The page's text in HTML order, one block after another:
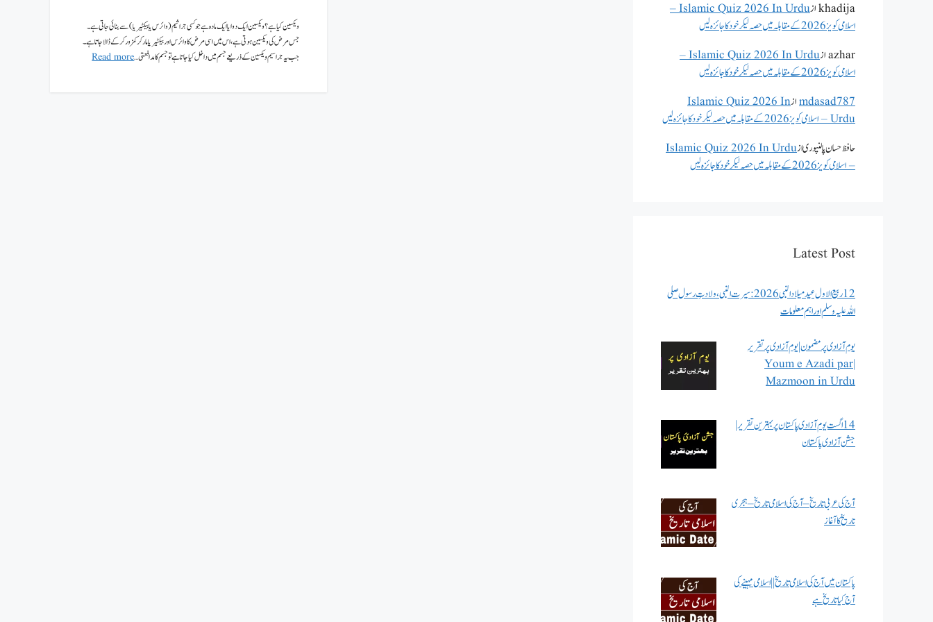
ویکسین کیا ہے؟ ویکسین ایک دوا یا ایک مادہ ہے جو کسی جراثیم( وائرس یا بیکٹیریا) سے بنائی جاتی ہے۔
جس مرض کی ویکسین ہوتی ہے،اس میں اسی مرض کا وائرس اور بیکٹیریا مار کر کمزور کرکے ڈالا جاتا ہے۔
جب یہ جراسیم ویکسین کے ذریعے جسم میں داخل کیا جاتا ہے تو جسم کا مدافعتی …Read more
khadijaاز
Islamic Quiz 2026 In Urdu –
اسلامی کویز 2026 کے مقابلہ میں حصہ لیکر خود کا جائزہ لیں
azharاز
Islamic Quiz 2026 In Urdu –
اسلامی کویز 2026 کے مقابلہ میں حصہ لیکر خود کا جائزہ لیں
mdasad787ازIslamic Quiz 2026 In
Urdu – اسلامی کویز 2026 کے مقابلہ میں حصہ لیکر خود کا جائزہ لیں
حافظ حسان پالنپوریازIslamic Quiz 2026 In Urdu
– اسلامی کویز 2026 کے مقابلہ میں حصہ لیکر خود کا جائزہ لیں
Latest Post
12 ربیع الاول عید میلاد النبی 2026: سیرت النبی، ولادتِ رسول صلی
اللہ علیہ وسلم اور اہم معلومات
یوم آزادی پر مضمون | یوم آزادی پر تقریر
| Youm e Azadi par
Mazmoon in Urdu
14 اگست یوم آزادی پاکستان پر بہترین تقریر |
جشن آزادی پاکستان
آج کی عربی تاریخ – آج کی اسلامی تاریخ – ہجری
تاریخ کا آغاز
پاکستان میں آج کی اسلامی تاریخ || اسلامی مہینے کی
آج کیا تاریخ ہے